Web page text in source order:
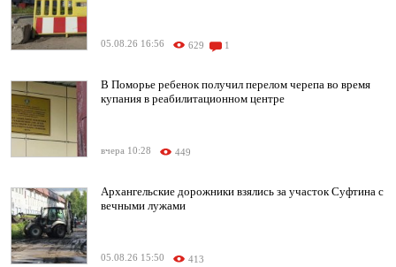
05.08.26 16:56 629 1
В Поморье ребенок получил перелом черепа во время
купания в реабилитационном центре
вчера 10:28 449
Архангельские дорожники взялись за участок Суфтина с
вечными лужами
05.08.26 15:50 413